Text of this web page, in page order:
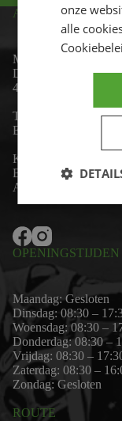
ADRES
Motor-id
De Lind 17
4841 KC Prinsenbeek
Telefoon:
+31 (0)76
Email:
wim@motor-
K.v.K: 80530338
B.T.W-nummer:
Algemene
OPENINGSTIJDEN
Maandag: Gesloten
Dinsdag: 08:30 –
Woensdag: 08:30 –
Donderdag: 08:30 –
Vrijdag: 08:30 –
Zaterdag: 08:30 –
Zondag: Gesloten
ROUTE
onze
alle